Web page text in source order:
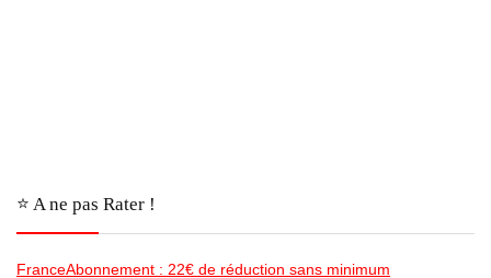
⭐️ A ne pas Rater !
FranceAbonnement : 22€ de réduction sans minimum